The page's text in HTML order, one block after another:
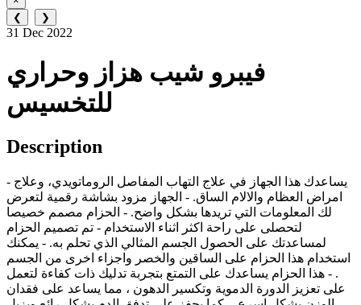
❮
❯
31 Dec 2022
فيبرو شيب هزاز وحراري
للتخسيس
Description
- يساعدك هذا الجهاز في علاج التهاب المفاصل الروماتويدي، وعلاج
امراض العظام والالام الساق. - الجهاز مزود بشاشة رقمية لتعرض
لك المعلومات التي تريدها بشكل واضح. - الحزام مصمم خصيصا
لتحصلى على راحة اكثر اثناء الاستخدام - تم تصميم الحزام
لمساعدتك على الحصول الجسم المثالي الذي تحلم به. - يمكنك
استخدام هذا الحزام على الساقين والخصر واجزاء اخرى من الجسم
. - هذا الحزام يساعدك على التمتع بتجربة تدليك ذات كفاءة لتعمل
على تعزيز الدورة الدموية وتكسير الدهون ، مما يساعد على فقدان